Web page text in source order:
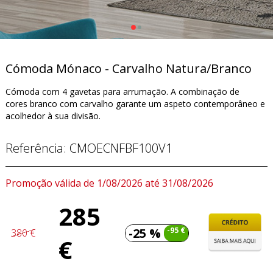
Cómoda Mónaco - Carvalho Natura/Branco
Cómoda com 4 gavetas para arrumação. A combinação de
cores branco com carvalho garante um aspeto contemporâneo e
acolhedor à sua divisão.
Referência: CMOECNFBF100V1
Promoção válida de 1/08/2026 até 31/08/2026
380 €
285
€
-25 % -95 €